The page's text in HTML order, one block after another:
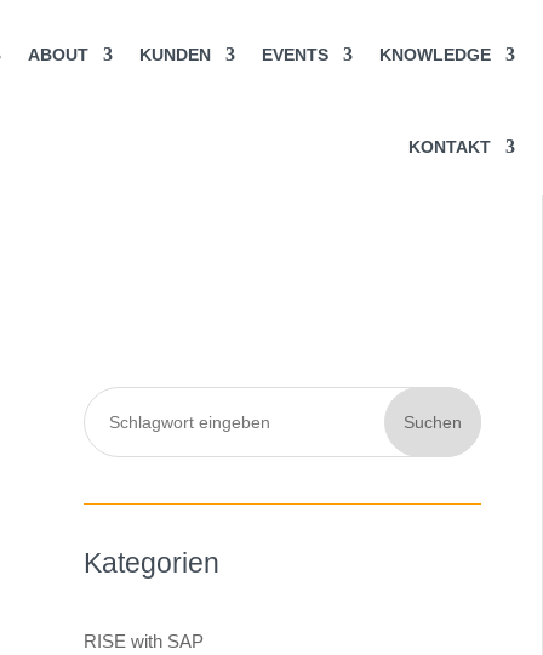
ABOUT KUNDEN EVENTS KNOWLEDGE
KONTAKT
Suchen
Kategorien
RISE with SAP